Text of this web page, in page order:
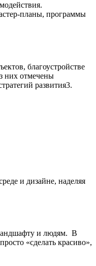
планы, программы
благоустройстве
них отмечены
развития3.
и дизайне, наделяя
и людям. В
«сделать красиво»,